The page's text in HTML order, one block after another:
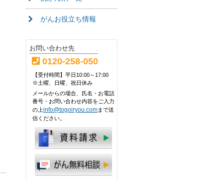
がんお役立ち情報
お問い合わせ先
0120-258-050
【受付時間】平日10:00～17:00
※土曜、日曜、祝日休み
メールからの場合、氏名・お電話
番号・お問い合わせ内容をご入力
の上info@togoiryou.comまで送
信ください。